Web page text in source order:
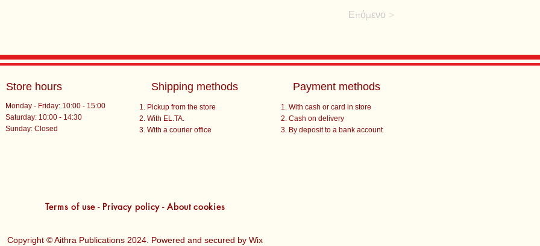
Επόμενο >
Store hours
Monday - Friday: 10:00 - 15:00
Saturday: 10:00 - 14:30
​Sunday: Closed
Shipping methods
Pickup from the store
With EL.TA.
With a courier office
Payment methods
With cash or card in store
Cash on delivery
By deposit to a bank account
Terms of use - Privacy policy - About cookies
Copyright © Aithra Publications 2024. Powered and secured by Wix